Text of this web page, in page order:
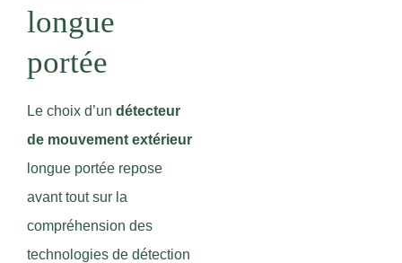
longue
portée
Le choix d’un détecteur
de mouvement extérieur
longue portée repose
avant tout sur la
compréhension des
technologies de détection